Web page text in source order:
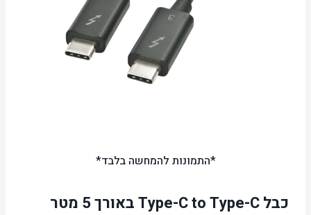
*התמונות להמחשה בלבד*
כבל Type-C to Type-C באורך 5 מטר